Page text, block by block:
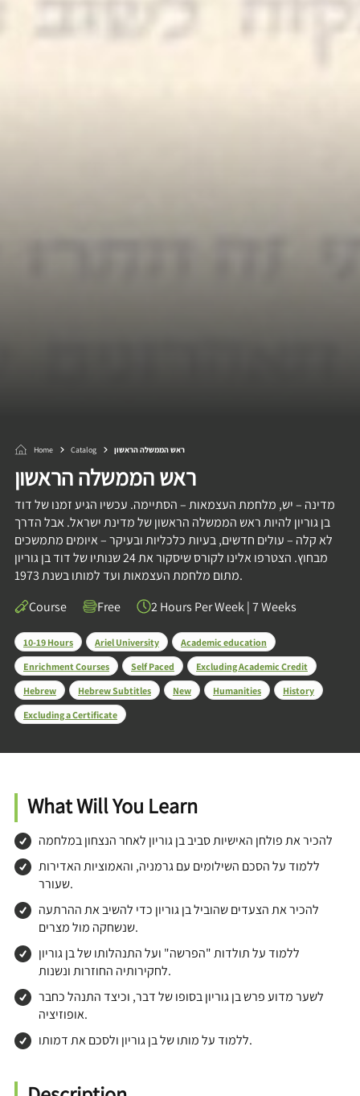
Home Catalog ראש הממשלה הראשון
ראש הממשלה הראשון
מדינה – יש, מלחמת העצמאות – הסתיימה. עכשיו הגיע זמנו של דוד
בן גוריון להיות ראש הממשלה הראשון של מדינת ישראל. אבל הדרך
לא קלה – עולים חדשים, בעיות כלכליות ובעיקר – איומים מתמשכים
מבחוץ. הצטרפו אלינו לקורס שיסקור את 24 שנותיו של דוד בן גוריון
מתום מלחמת העצמאות ועד למותו בשנת 1973.
Course
Free 2 Hours Per Week|7 Weeks
10-19 Hours Ariel University
Academic education
Enrichment Courses
Self Paced
Excluding Academic Credit
Hebrew
Hebrew Subtitles New Humanities
History
Excluding a Certificate
What Will You Learn
להכיר את פולחן האישיות סביב בן גוריון לאחר הנצחון במלחמה
ללמוד על הסכם השילומים עם גרמניה, והאמוציות האדירות
שעורר.
להכיר את הצעדים שהוביל בן גוריון כדי להשיב את ההרתעה
שנשחקה מול מצרים.
ללמוד על תולדות "הפרשה" ועל התנהלותו של בן גוריון
לחקירותיה החוזרות ונשנות.
לשער מדוע פרש בן גוריון בסופו של דבר, וכיצד התנהל כחבר
אופוזיציה.
ללמוד על מותו של בן גוריון ולסכם את דמותו.